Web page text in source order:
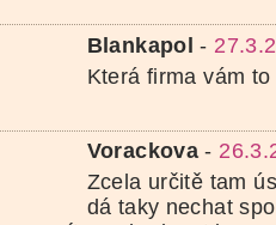
Blankapol -
Která firma vám
Vorackova -
Zcela určitě tam
dá taky nechat